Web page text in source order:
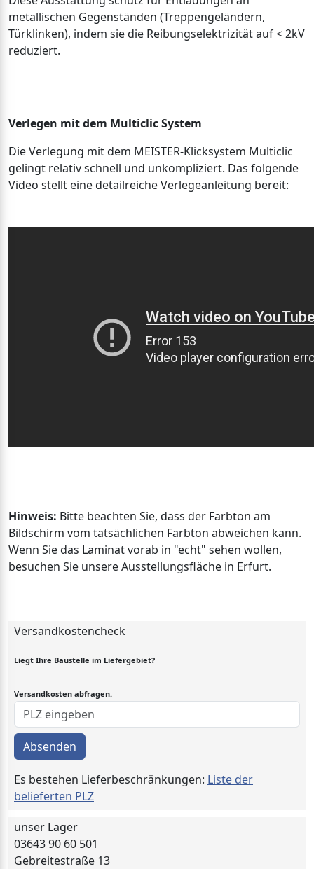
metallischen Gegenständen (Treppengeländern,
Türklinken), indem sie die Reibungselektrizität auf < 2kV
reduziert.
Verlegen mit dem Multiclic System
Die Verlegung mit dem MEISTER-Klicksystem Multiclic
gelingt relativ schnell und unkompliziert. Das folgende
Video stellt eine detailreiche Verlegeanleitung bereit:
Hinweis: Bitte beachten Sie, dass der Farbton am
Bildschirm vom tatsächlichen Farbton abweichen kann.
Wenn Sie das Laminat vorab in "echt" sehen wollen,
besuchen Sie unsere Ausstellungsfläche in Erfurt.
Versandkostencheck
Liegt Ihre Baustelle im Liefergebiet?
Versandkosten abfragen.
Absenden
Es bestehen Lieferbeschränkungen: Liste der
belieferten PLZ
unser Lager
03643 90 60 501
Gebreitestraße 13